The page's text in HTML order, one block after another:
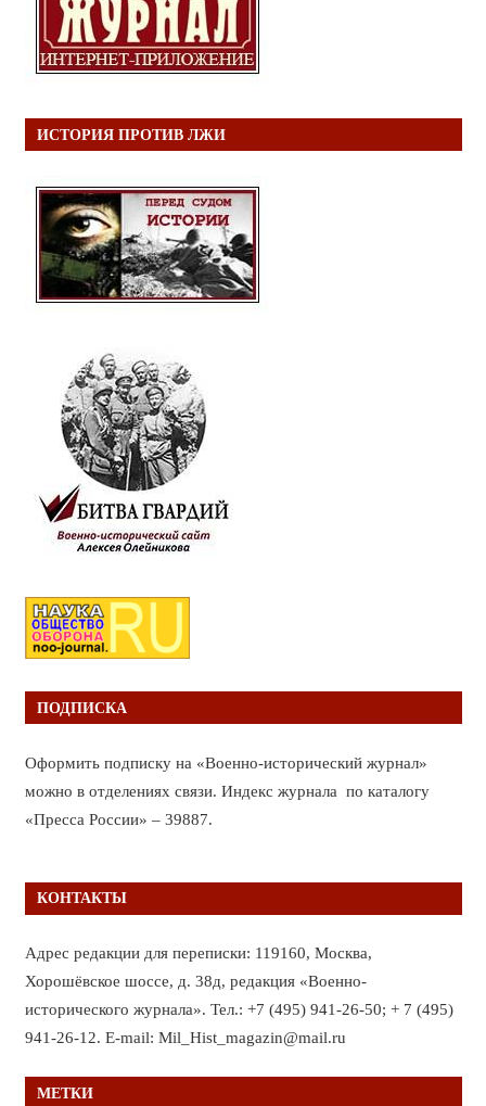
ИСТОРИЯ ПРОТИВ ЛЖИ
ПОДПИСКА
Оформить подписку на «Военно-исторический журнал»
можно в отделениях связи. Индекс журнала по каталогу
«Пресса России» – 39887.
КОНТАКТЫ
Адрес редакции для переписки: 119160, Москва,
Хорошёвское шоссе, д. 38д, редакция «Военно-
исторического журнала». Тел.: +7 (495) 941-26-50; + 7 (495)
941-26-12. E-mail: Mil_Hist_magazin@mail.ru
МЕТКИ